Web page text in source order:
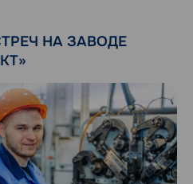
НА ЗАВОДЕ